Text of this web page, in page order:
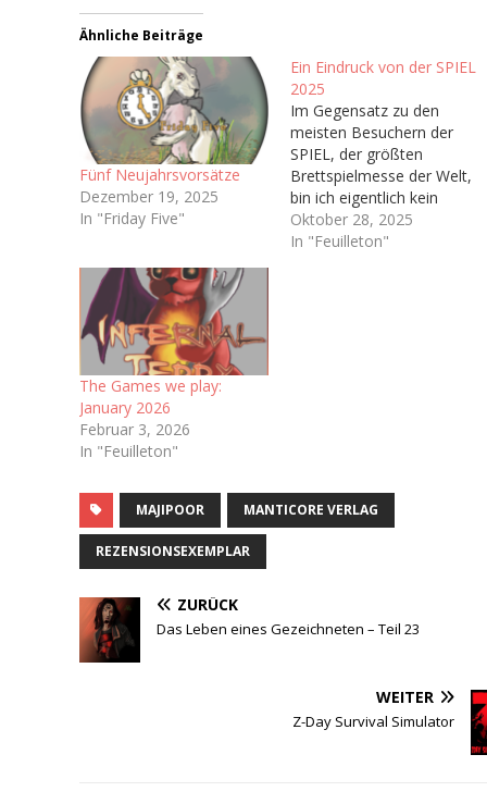
Ähnliche Beiträge
Fünf Neujahrsvorsätze
Dezember 19, 2025
In "Friday Five"
Ein Eindruck von der SPIEL
2025
Im Gegensatz zu den
meisten Besuchern der
SPIEL, der größten
Brettspielmesse der Welt,
bin ich eigentlich kein
Brettspieler. In meiner
Kindheit wurden bei uns
Oktober 28, 2025
In "Feuilleton"
The Games we play:
January 2026
Februar 3, 2026
In "Feuilleton"
MAJIPOOR MANTICORE VERLAG
REZENSIONSEXEMPLAR
ZURÜCK
Das Leben eines Gezeichneten – Teil 23
WEITER
Z-Day Survival Simulator